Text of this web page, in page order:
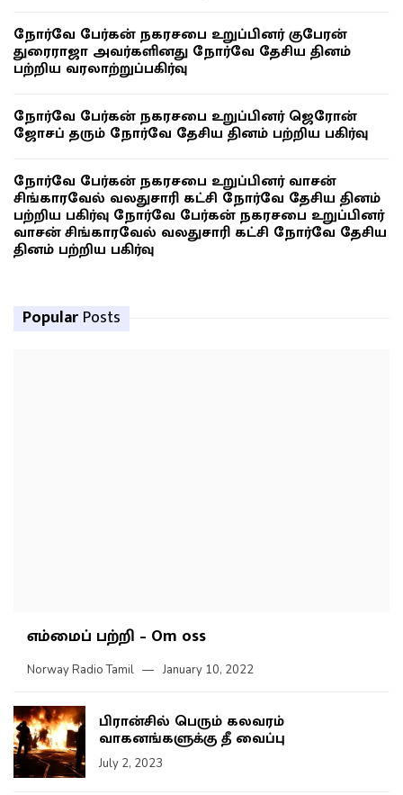
நோர்வே பேர்கன் நகரசபை உறுப்பினர் குபேரன்
துரைராஜா அவர்களினது நோர்வே தேசிய தினம்
பற்றிய வரலாற்றுப்பகிர்வு
நோர்வே பேர்கன் நகரசபை உறுப்பினர் ஜெரோன்
ஜோசப் தரும் நோர்வே தேசிய தினம் பற்றிய பகிர்வு
நோர்வே பேர்கன் நகரசபை உறுப்பினர் வாசன்
சிங்காரவேல் வலதுசாரி கட்சி நோர்வே தேசிய தினம்
பற்றிய பகிர்வு நோர்வே பேர்கன் நகரசபை உறுப்பினர்
வாசன் சிங்காரவேல் வலதுசாரி கட்சி நோர்வே தேசிய
தினம் பற்றிய பகிர்வு
Popular Posts
எம்மைப் பற்றி – Om oss
Norway Radio Tamil January 10, 2022
பிரான்சில் பெரும் கலவரம்
வாகனங்களுக்கு தீ வைப்பு
July 2, 2023